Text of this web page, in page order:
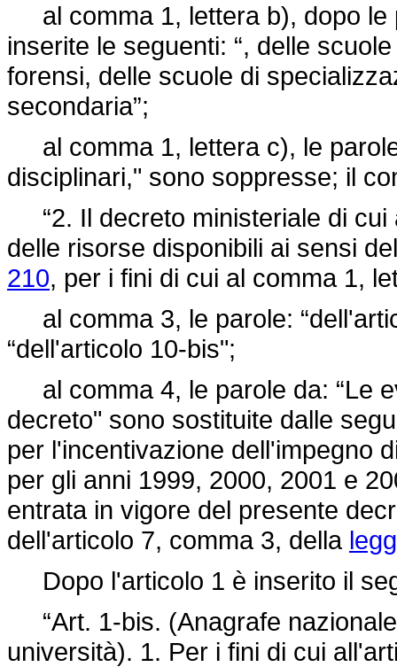
al comma 1, lettera b), dopo le
inserite le seguenti: “, delle
forensi, delle scuole di
secondaria”;
al comma 1, lettera c), le
disciplinari," sono soppresse; il
“2. Il decreto ministeriale di cui
delle risorse disponibili ai sensi
210, per i fini di cui al comma 1,
al comma 3, le parole:
“dell'articolo 10-bis";
al comma 4, le parole da: “Le
decreto" sono sostituite dalle
per l'incentivazione dell'impegno
per gli anni 1999, 2000, 2001 e
entrata in vigore del presente
dell'articolo 7, comma 3, della
Dopo l'articolo 1 è inserito il
“Art. 1-bis. (Anagrafe
università). 1. Per i fini di cui